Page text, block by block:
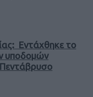
Εντάχθηκε το
υποδομών